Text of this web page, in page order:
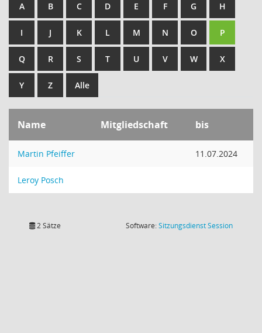
A B C D E F G H
I J K L M N O P
Q R S T U V W X
Y Z Alle
Name Mitgliedschaft bis
Martin Pfeiffer 11.07.2024
Leroy Posch
2 Sätze Software:SitzungsdienstSession(Wird in